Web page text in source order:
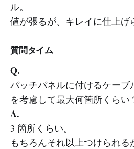
ル。
値が張るが、キレイに仕上げ
質問タイム
Q.
パッチパネルに付けるケーブ
を考慮して最大何箇所くらい
A.
3 箇所くらい。
もちろんそれ以上つけられる